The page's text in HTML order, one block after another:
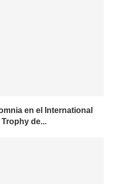
en el International
de...